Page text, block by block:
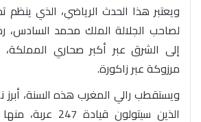
ويعتبر هذا الحدث الرياضي، الذي ينظم
لصاحب الجلالة الملك محمد السادس،
إلى الشرق عبر أكبر صحاري
مرزوكة عبر زاكورة.
ويستقطب رالي المغرب هذه السنة، أبرز